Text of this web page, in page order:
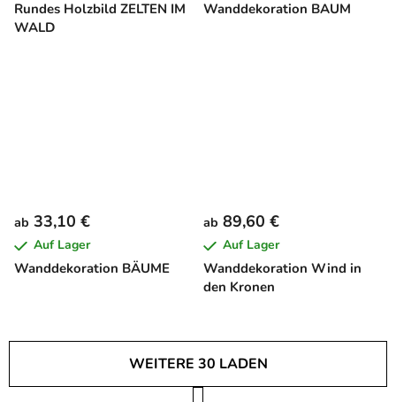
Rundes Holzbild ZELTEN IM
WALD
Wanddekoration BAUM
Wanddekoration BÄUME
ab 33,10 €
Auf Lager
Wanddekoration Wind in
den Kronen
ab 89,60 €
Auf Lager
WEITERE 30 LADEN
P